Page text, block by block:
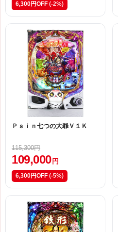
6,300円OFF (-2%)
Ｐｓｉｎ七つの大罪Ｖ１Ｋ
115,300円
109,000 円
6,300円OFF (-5%)